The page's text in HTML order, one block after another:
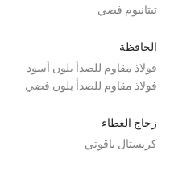
تيتانيوم فضي
الحافظة
فولاذ مقاوم للصدأ بلون أسود
فولاذ مقاوم للصدأ بلون فضي
زجاج الغطاء
كريستال ياقوتي